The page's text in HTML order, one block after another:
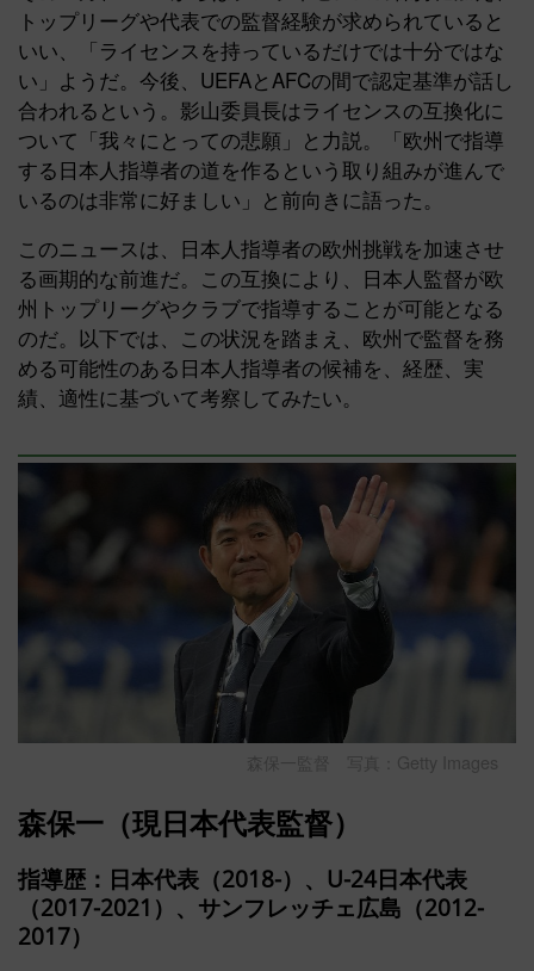
トップリーグや代表での監督経験が求められていると
いい、「ライセンスを持っているだけでは十分ではな
い」ようだ。今後、UEFAとAFCの間で認定基準が話し
合われるという。影山委員長はライセンスの互換化に
ついて「我々にとっての悲願」と力説。「欧州で指導
する日本人指導者の道を作るという取り組みが進んで
いるのは非常に好ましい」と前向きに語った。
このニュースは、日本人指導者の欧州挑戦を加速させ
る画期的な前進だ。この互換により、日本人監督が欧
州トップリーグやクラブで指導することが可能となる
のだ。以下では、この状況を踏まえ、欧州で監督を務
める可能性のある日本人指導者の候補を、経歴、実
績、適性に基づいて考察してみたい。
森保一監督 写真：Getty Images
森保一（現日本代表監督）
指導歴：日本代表（2018-）、U-24日本代表
（2017-2021）、サンフレッチェ広島（2012-
2017）